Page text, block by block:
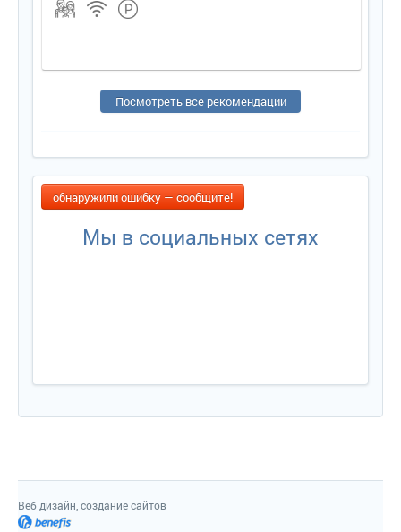
Посмотреть все рекомендации
обнаружили ошибку — сообщите!
Мы в социальных сетях
Веб дизайн, создание сайто